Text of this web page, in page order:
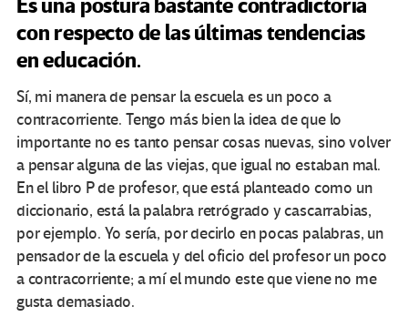
Es una postura bastante contradictoria
con respecto de las últimas tendencias
en educación.
Sí, mi manera de pensar la escuela es un poco a
contracorriente. Tengo más bien la idea de que lo
importante no es tanto pensar cosas nuevas, sino volver
a pensar alguna de las viejas, que igual no estaban mal.
En el libro P de profesor, que está planteado como un
diccionario, está la palabra retrógrado y cascarrabias,
por ejemplo. Yo sería, por decirlo en pocas palabras, un
pensador de la escuela y del oficio del profesor un poco
a contracorriente; a mí el mundo este que viene no me
gusta demasiado.